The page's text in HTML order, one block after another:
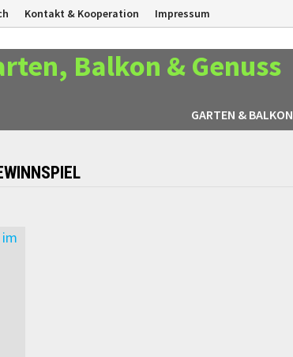
Kontakt & Kooperation Impressum
Balkon & Genuss
GARTEN & BALKON